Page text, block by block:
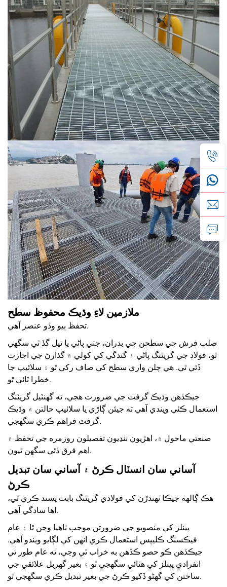
ملازمين لاءِ وڌيڪ محفوظ سطح
تحفظ ٻيو وڏو عنصر آهي.
صلب فرش جي سطحن جي بدران، جتي پاڻي يا تيل گڏ ٿي سگهي
ٿو، فولاڊ جي گريٽنگ پاڻي ۽ گندگي کي کولي ۾ گذارڻ جي اجازت
ڏئي ٿي. هي چلن واري سطح کي صاف رکي ٿو ۽ سلائيپ جا
خطرا ٽائي ٿو.
جيڪڏهن وڌيڪ گرفٽ جي ضرورت هجي، ته گھنٽيل گريٽنگ
استعمال ڪئي ويندي آهي ته جيئن ڳاڙي يا سلائيپ حالتن ۾ وڌيڪ
گرفٽ فراهم ڪري سگهجي.
صنعتي ماحول ۾، اهڙيون ننڍيون تفصيلون روزمره جي تحفظ ۾
اهم فرق ڏئي سگهن ٿيون.
آساني سان انسٽال ڪرڻ ۽ آساني سان تبديل
ڪرڻ
هڪ ڳالهه جيڪا ٺهندڙن کي فولادي گريٽنگ بابت پسند ڪري ٿي،
اها سادگي آهي.
پينلز کي منصوبو جي ضرورتن موجب ٺاهيا وڃن ٿا ۽ عام
فيڪسنگ ڪليپس استعمال ڪري انھن کي لڳايو ويندو آهي.
جيڪڏهن ڪو حصو ڪڏهن به خراب ٿي وڃي، ته عام طور تي
انفرادي پينلز کي هٽائي سگهجي ٿو ۽ بغير گهربل علائقي جي
ساختن کي گهڻو ڏکيو ڪرڻ جي بغير تبديل ڪري سگهجي ٿو.